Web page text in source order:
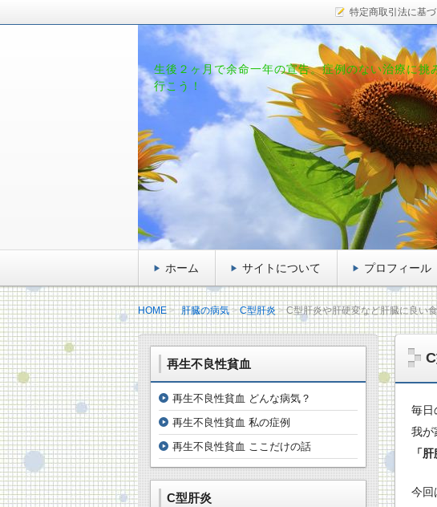
特定商取引法に基
生後２ヶ月で余命一年の宣告。症例のない治療に
行こう！
ホーム サイトについて プロフィール
HOME 肝臓の病気 C型肝炎 C型肝炎や肝硬変など肝臓に良い
毎日
我が
「
今回
再生不良性貧血
再生不良性貧血 どんな病気？
再生不良性貧血 私の症例
再生不良性貧血 ここだけの話
C型肝炎